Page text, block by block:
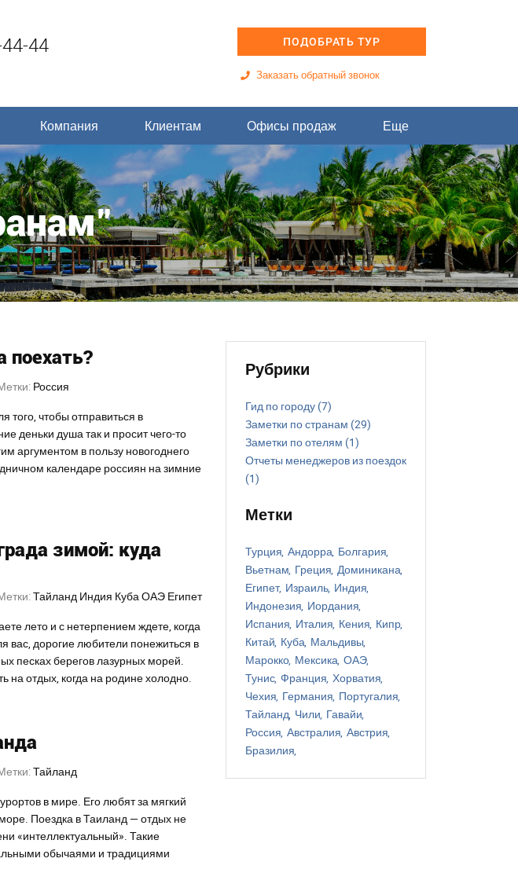
44 ПОДОБРАТЬ ТУР
Заказать обратный звонок
Компания Клиентам Офисы продаж Еще
поехать?
Россия
того, чтобы отправиться в
деньки душа так и просит чего-то
аргументом в пользу новогоднего
календаре россиян на зимние
зимой: куда
Тайланд Индия КубаОАЭ Египет
лето и с нетерпением ждете, когда
вас, дорогие любители понежиться в
песках берегов лазурных морей.
на отдых, когда на родине холодно.
Тайланд
в мире. Его любят за мягкий
Поездка в Таиланд — отдых не
«интеллектуальный». Такие
обычаями и традициями
Рубрики
Гид по городу (7)
Заметки по странам (29)
Заметки по отелям (1)
Отчеты менеджеров из поездок
(1)
Метки
Турция Андорра Болгария
Вьетнам Греция Доминикана
Египет Израиль Индия
Индонезия Иордания
Испания Италия Кения Кипр
Китай Куба Мальдивы
Марокко Мексика ОАЭ
Тунис Франция Хорватия
Чехия Германия Португалия
Тайланд Чили Гавайи
Россия Австралия Австрия
Бразилия